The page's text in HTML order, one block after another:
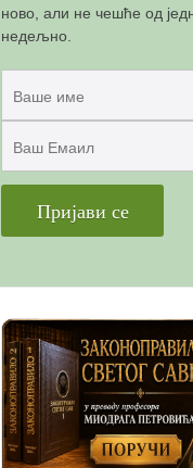
ново, али не чешће од
недељно.